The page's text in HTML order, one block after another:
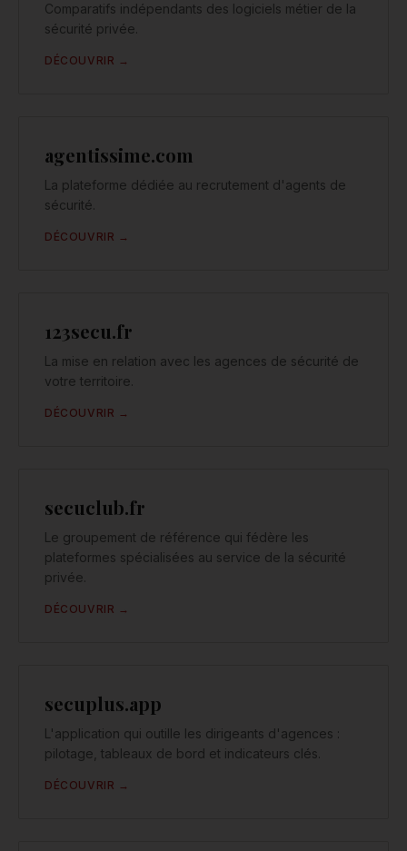
Comparatifs indépendants des logiciels métier de la
sécurité privée.
DÉCOUVRIR →
agentissime.com
La plateforme dédiée au recrutement d'agents de
sécurité.
DÉCOUVRIR →
123secu.fr
La mise en relation avec les agences de sécurité de
votre territoire.
DÉCOUVRIR →
secuclub.fr
Le groupement de référence qui fédère les
plateformes spécialisées au service de la sécurité
privée.
DÉCOUVRIR →
secuplus.app
L'application qui outille les dirigeants d'agences :
pilotage, tableaux de bord et indicateurs clés.
DÉCOUVRIR →